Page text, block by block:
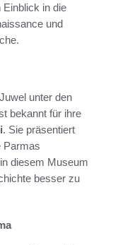
Einblick in die
und
unter den
bekannt für ihre
. Sie präsentiert
Parmas
diesem Museum
besser zu